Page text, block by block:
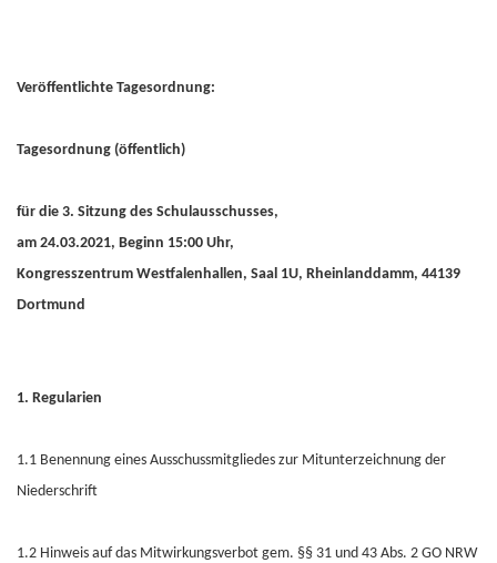
Veröffentlichte Tagesordnung:
Tagesordnung (öffentlich)
für die 3. Sitzung des Schulausschusses,
am 24.03.2021, Beginn 15:00 Uhr,
Kongresszentrum Westfalenhallen, Saal 1U, Rheinlanddamm, 44139
Dortmund
1. Regularien
1.1 Benennung eines Ausschussmitgliedes zur Mitunterzeichnung der
Niederschrift
1.2 Hinweis auf das Mitwirkungsverbot gem. §§ 31 und 43 Abs. 2 GO NRW